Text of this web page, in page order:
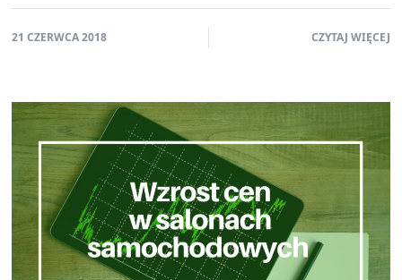
21 CZERWCA 2018 CZYTAJ WIĘCEJ